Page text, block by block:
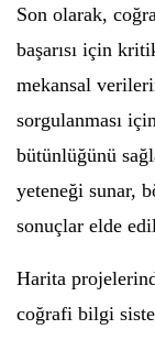
Son olarak,
başarısı için
mekansal
sorgulanması
bütünlüğünü
yeteneği sunar,
sonuçlar elde
Harita
coğrafi bilgi